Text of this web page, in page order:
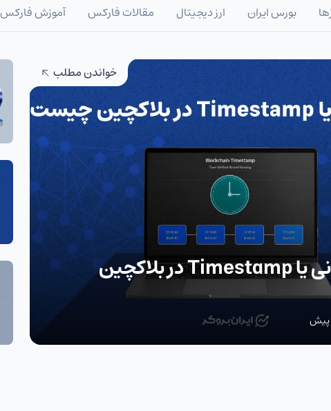
بورس ایران ارز دیجیتال مقالات فارکس آموزش فارکس
برچسب زمانی یا Timestamp در بلاکچین
خواندن مطلب